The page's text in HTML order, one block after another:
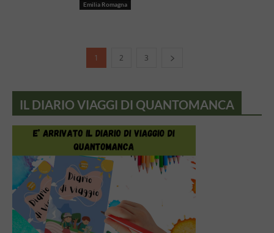
Emilia Romagna
1 2 3
IL DIARIO VIAGGI DI QUANTOMANCA